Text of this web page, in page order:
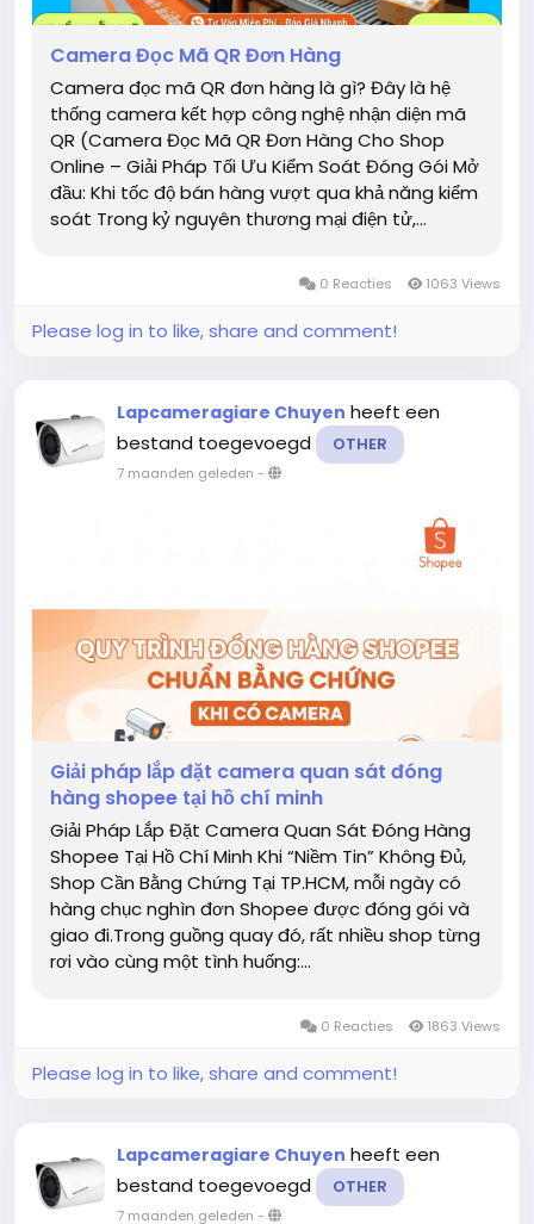
Camera Đọc Mã QR Đơn Hàng
Camera đọc mã QR đơn hàng là gì? Đây là hệ
thống camera kết hợp công nghệ nhận diện mã
QR (Camera Đọc Mã QR Đơn Hàng Cho Shop
Online – Giải Pháp Tối Ưu Kiểm Soát Đóng Gói Mở
đầu: Khi tốc độ bán hàng vượt qua khả năng kiểm
soát Trong kỷ nguyên thương mại điện tử,...
0 Reacties 1063 Views
Please log in to like, share and comment!
Lapcameragiare Chuyen heeft een
bestand toegevoegd
OTHER
7 maanden geleden -
Giải pháp lắp đặt camera quan sát đóng
hàng shopee tại hồ chí minh
Giải Pháp Lắp Đặt Camera Quan Sát Đóng Hàng
Shopee Tại Hồ Chí Minh Khi “Niềm Tin” Không Đủ,
Shop Cần Bằng Chứng Tại TP.HCM, mỗi ngày có
hàng chục nghìn đơn Shopee được đóng gói và
giao đi.Trong guồng quay đó, rất nhiều shop từng
rơi vào cùng một tình huống:...
0 Reacties 1863 Views
Please log in to like, share and comment!
Lapcameragiare Chuyen heeft een
bestand toegevoegd
OTHER
7 maanden geleden -